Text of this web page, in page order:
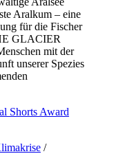
Aralkum – eine
für die Fischer
GLACIER
mit der
unserer Spezies
Shorts Award
/